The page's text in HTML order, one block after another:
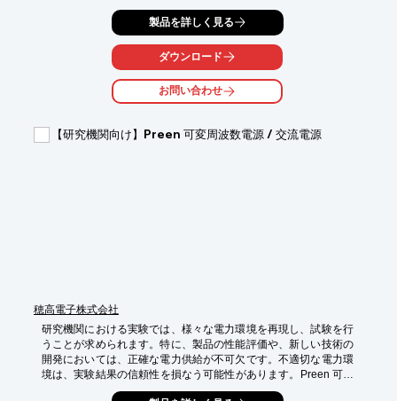
しい場合や、設置に手間がかかる場合がありました。当社のシー
ト状被覆熱電対は、広い接触面積と簡単な貼り付けで、これらの
課題を解決します。
【活用シーン】
・CPUや基盤の温度測定
・電子部品の温度試験
【導入の効果】
製品を詳しく見る
ダウンロード
お問い合わせ
【研究機関向け】Preen 可変周波数電源 / 交流電源
穂高電子株式会社
研究機関における実験では、様々な電力環境を再現し、試験を行
うことが求められます。特に、製品の性能評価や、新しい技術の
開発においては、正確な電力供給が不可欠です。不適切な電力環
境は、実験結果の信頼性を損なう可能性があります。Preen 可変
周波数電源 / 交流電源は、必要とされる電力系統の電圧と周波数